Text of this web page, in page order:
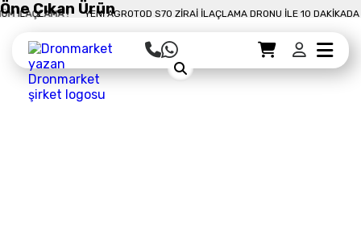
10 DAKIKADA 50 DÖNÜM İLAÇLAMA ! YENI AGROTOD S70 ZIRAI İLAÇLAMA
Sepet
Sepet Detayı Ödemeye Geç
Öne Çıkan Ürün